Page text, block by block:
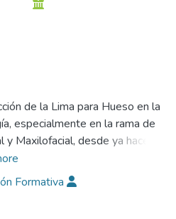
de la Lima para Hueso en la
especialmente en la rama de
y Maxilofacial, desde ya hace
abrió un gran camino para la
diferentes defectos óseos,
dentales y/o
Formativa